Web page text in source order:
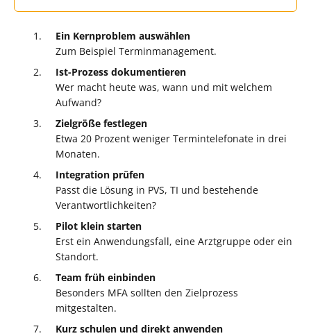
Ein Kernproblem auswählen
Zum Beispiel Terminmanagement.
Ist-Prozess dokumentieren
Wer macht heute was, wann und mit welchem
Aufwand?
Zielgröße festlegen
Etwa 20 Prozent weniger Termintelefonate in drei
Monaten.
Integration prüfen
Passt die Lösung in PVS, TI und bestehende
Verantwortlichkeiten?
Pilot klein starten
Erst ein Anwendungsfall, eine Arztgruppe oder ein
Standort.
Team früh einbinden
Besonders MFA sollten den Zielprozess
mitgestalten.
Kurz schulen und direkt anwenden